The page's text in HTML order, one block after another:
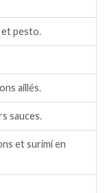
et pesto.
aillés.
sauces.
et surimi en